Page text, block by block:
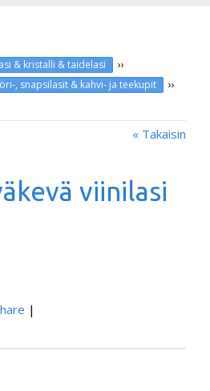
& kristalli & taidelasi ››
, snapsilasit & kahvi- ja teekupit ››
« Takaisin
viinilasi
|